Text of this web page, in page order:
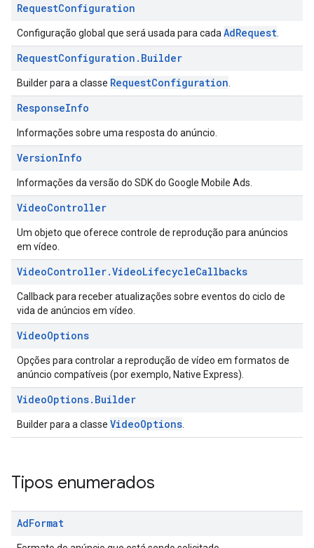
RequestConfiguration
Configuração global que será usada para cada AdRequest
RequestConfiguration . Builder
Builder para a classe RequestConfiguration
ResponseInfo
Informações sobre uma resposta do anúncio.
VersionInfo
Informações da versão do SDK do Google Mobile Ads.
VideoController
Um objeto que oferece controle de reprodução para anúncios
em vídeo.
VideoController.VideoLifecycleCallbacks
Callback para receber atualizações sobre eventos do ciclo de
vida de anúncios em vídeo.
VideoOptions
Opções para controlar a reprodução de vídeo em formatos de
anúncio compatíveis (por exemplo, Native Express).
VideoOptions. Builder
Builder para a classe VideoOptions
Tipos enumerados
AdFormat